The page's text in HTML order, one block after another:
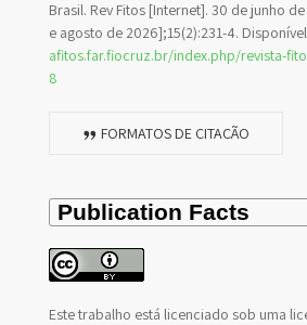
Brasil. Rev Fitos [Internet]. 30 de junho
e agosto de 2026];15(2):231-4.
afitos.far.fiocruz.br/index.php/revista-
8
FORMATOS DE CITAÇÃO
Este trabalho está licenciado sob uma